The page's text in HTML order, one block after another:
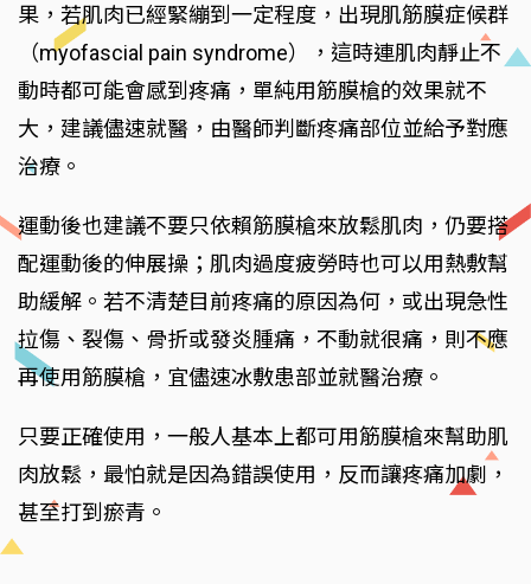
果，若肌肉已經緊繃到一定程度，出現肌筋膜症候群
（myofascial pain syndrome），這時連肌肉靜止不
動時都可能會感到疼痛，單純用筋膜槍的效果就不
大，建議儘速就醫，由醫師判斷疼痛部位並給予對應
治療。
運動後也建議不要只依賴筋膜槍來放鬆肌肉，仍要搭
配運動後的伸展操；肌肉過度疲勞時也可以用熱敷幫
助緩解。若不清楚目前疼痛的原因為何，或出現急性
拉傷、裂傷、骨折或發炎腫痛，不動就很痛，則不應
再使用筋膜槍，宜儘速冰敷患部並就醫治療。
只要正確使用，一般人基本上都可用筋膜槍來幫助肌
肉放鬆，最怕就是因為錯誤使用，反而讓疼痛加劇，
甚至打到瘀青。